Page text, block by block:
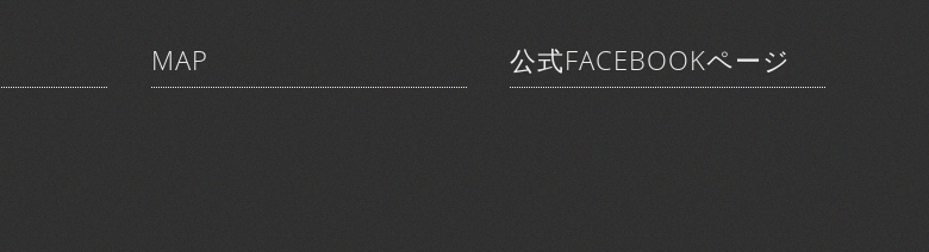
MAP 公式FACEBOOKページ